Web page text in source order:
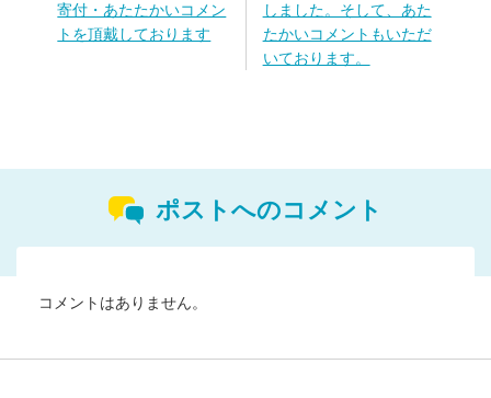
寄付・あたたかいコメン
トを頂戴しております
しました。そして、あた
たかいコメントもいただ
いております。
ポストへのコメント
コメントはありません。